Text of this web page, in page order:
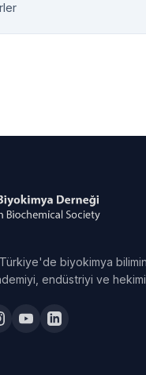
biyokimya
endüstriyi ve